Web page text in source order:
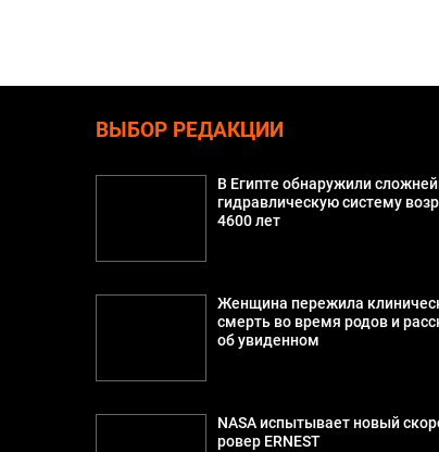
ВЫБОР РЕДАКЦИИ
В Египте обнаружили
гидравлическую систему
4600 лет
Женщина пережила
смерть во время родов и
об увиденном
NASA испытывает новый
ровер ERNEST